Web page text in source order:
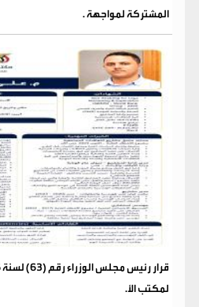
المشتركة لمواجهة .
لمكتب الأ.